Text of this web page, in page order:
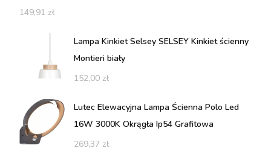
149,91 zł
Lampa Kinkiet Selsey SELSEY Kinkiet ścienny
Montieri biały
152,00 zł
Lutec Elewacyjna Lampa Ścienna Polo Led
16W 3000K Okrągła Ip54 Grafitowa
269,37 zł